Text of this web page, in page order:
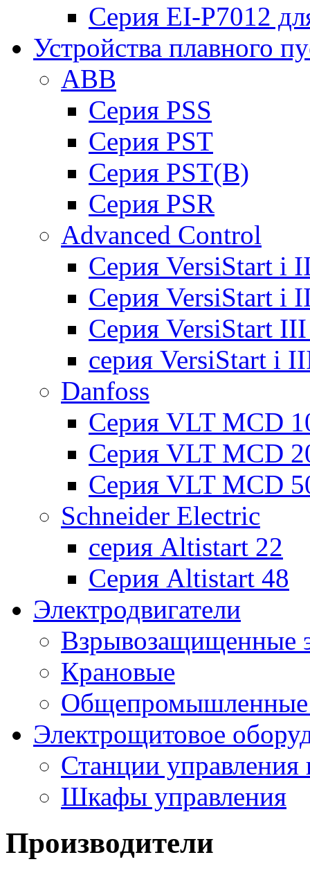
Серия EI-P7012
Устройства плавного
ABB
Cерия PSS
Cерия PST
Cерия PST(B)
Серия PSR
Advanced Control
Cерия VersiStart i
Cерия VersiStart i
Cерия VersiStart
серия VersiStart i
Danfoss
Серия VLT MCD
Серия VLT MCD
Серия VLT MCD
Schneider Electric
серия Altistart 22
Серия Altistart 48
Электродвигатели
Взрывозащищенные
Крановые
Общепромышленные
Электрощитовое
Станции управления
Шкафы управления
Производители